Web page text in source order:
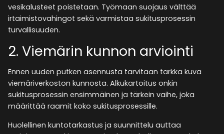
vesikalusteet poistetaan. Työmaan suojaus välttää
irtaimistovahingot sekä varmistaa sukitusprosessin
turvallisuuden.
2. Viemärin kunnon arviointi
Ennen uuden putken asennusta tarvitaan tarkka kuva
viemäriverkoston kunnosta. Alkukartoitus onkin
sukitusprosessin ensimmäinen ja tärkein vaihe, joka
määrittää raamit koko sukitusprosessille.
Huolellinen kuntotarkastus ja suunnittelu auttaa